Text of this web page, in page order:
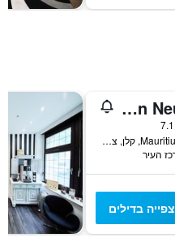
A&O Köln Neumarkt
Mauritiuswall 64-66, קלן, צפון ריין-וסטפאליה, גרמניה
צפייה בדילים